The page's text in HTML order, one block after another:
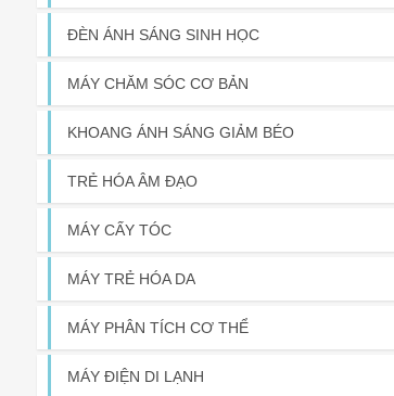
ĐÈN ÁNH SÁNG SINH HỌC
MÁY CHĂM SÓC CƠ BẢN
KHOANG ÁNH SÁNG GIẢM BÉO
TRẺ HÓA ÂM ĐẠO
MÁY CẤY TÓC
MÁY TRẺ HÓA DA
MÁY PHÂN TÍCH CƠ THỂ
MÁY ĐIỆN DI LẠNH